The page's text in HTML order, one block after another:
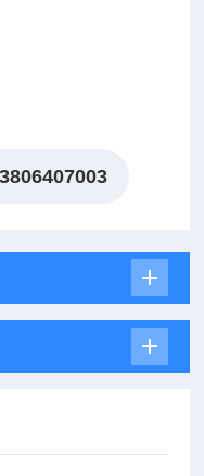
原则，不断创新，不断
成为集仪器设备安装、
体的专业化科技公司。